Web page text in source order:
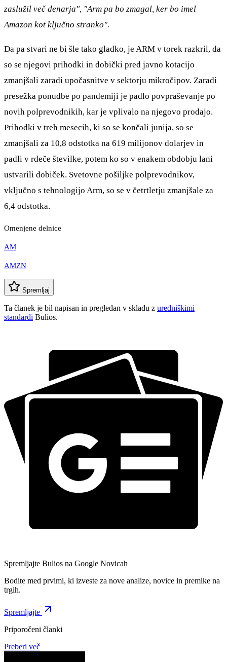
zaslužil več denarja", "Arm pa bo zmagal, ker bo imel
Amazon kot ključno stranko".
Da pa stvari ne bi šle tako gladko, je ARM v torek razkril, da
so se njegovi prihodki in dobički pred javno kotacijo
zmanjšali zaradi upočasnitve v sektorju mikročipov. Zaradi
presežka ponudbe po pandemiji je padlo povpraševanje po
novih polprevodnikih, kar je vplivalo na njegovo prodajo.
Prihodki v treh mesecih, ki so se končali junija, so se
zmanjšali za 10,8 odstotka na 619 milijonov dolarjev in
padli v rdeče številke, potem ko so v enakem obdobju lani
ustvarili dobiček. Svetovne pošiljke polprevodnikov,
vključno s tehnologijo Arm, so se v četrtletju zmanjšale za
6,4 odstotka.
Omenjene delnice
AM
AMZN
Spremljaj
Ta članek je bil napisan in pregledan v skladu z uredniškimi
standardi Bulios.
Spremljajte Bulios na Google Novicah
Bodite med prvimi, ki izveste za nove analize, novice in premike na
trgih.
Spremljajte
Priporočeni članki
Preberi več